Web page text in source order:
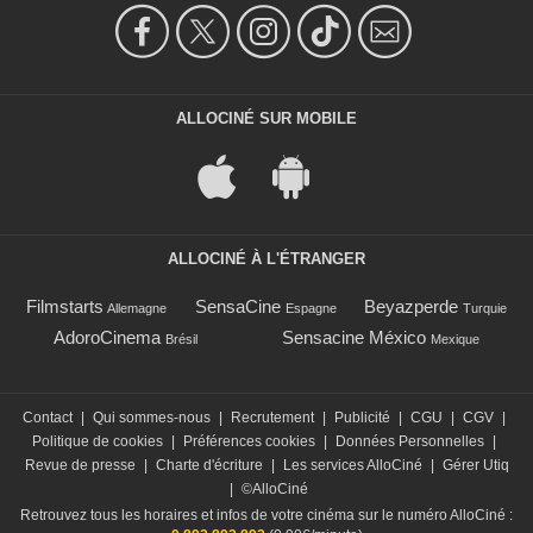
ALLOCINÉ SUR MOBILE
ALLOCINÉ À L'ÉTRANGER
Filmstarts Allemagne SensaCine Espagne Beyazperde Turquie
AdoroCinema Brésil Sensacine México Mexique
Contact Qui sommes-nous Recrutement Publicité CGU CGV
Politique de cookies
Préférences cookies Données Personnelles
Revue de presse
Charte d'écriture Les services AlloCiné
Gérer Utiq
©AlloCiné
Retrouvez tous les horaires et infos de votre cinéma sur le numéro AlloCiné :